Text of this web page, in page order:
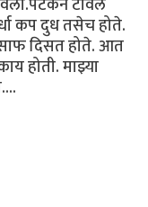
कप दुध तसेच होते.
साफ दिसत होते. आत
होती. माझ्या